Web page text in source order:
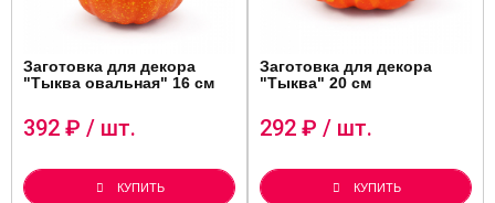
Заготовка для декора
"Тыква овальная" 16 см
392 ₽ / шт.
КУПИТЬ
Заготовка для декора
"Тыква" 20 см
292 ₽ / шт.
КУПИТЬ